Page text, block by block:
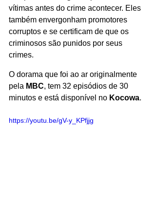
vítimas antes do crime acontecer. Eles
também envergonham promotores
corruptos e se certificam de que os
criminosos são punidos por seus
crimes.
O dorama que foi ao ar originalmente
pela MBC, tem 32 episódios de 30
minutos e está disponível no Kocowa.
https://youtu.be/gV-y_KPfjjg